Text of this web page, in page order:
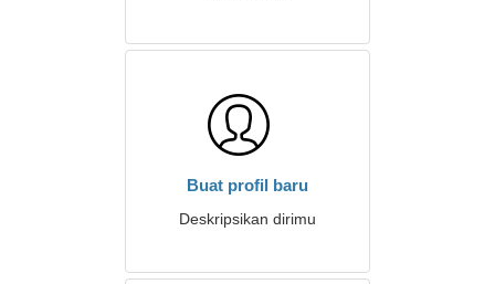
Buat profil baru
Deskripsikan dirimu